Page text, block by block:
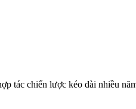
chiến lược kéo dài nhiều